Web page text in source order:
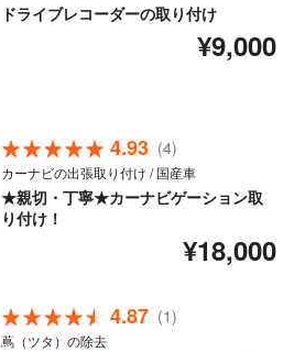
ドライブレコーダーの取り付け
¥9,000
4.93 (4)
カーナビの出張取り付け / 国産車
★親切・丁寧★カーナビゲーション取
り付け！
¥18,000
4.87 (1)
蔦（ツタ）の除去